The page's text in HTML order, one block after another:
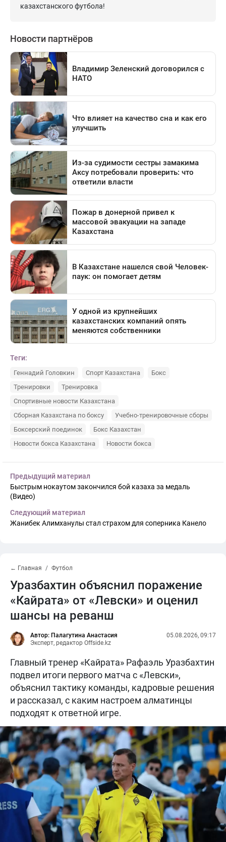
казахстанского футбола!
Теги:
Геннадий Головкин Спорт Казахстана
Бокс
Тренировки
Тренировка
Спортивные новости Казахстана
Сборная Казахстана по боксу
Учебно-тренировочные сборы
Боксерский поединок
Бокс Казахстан
Новости бокса Казахстана
Новости бокса
Предыдущий материал
Быстрым нокаутом закончился бой казаха за медаль
(Видео)
Следующий материал
Жанибек Алимханулы стал страхом для соперника Канело
← Главная Футбол
Уразбахтин объяснил поражение
«Кайрата» от «Левски» и оценил
шансы на реванш
Автор: Палагутина Анастасия
Эксперт, редактор Offside.kz
05.08.2026, 09:17
Главный тренер «Кайрата» Рафаэль Уразбахтин
подвел итоги первого матча с «Левски»,
объяснил тактику команды, кадровые решения
и рассказал, с каким настроем алматинцы
подходят к ответной игре.